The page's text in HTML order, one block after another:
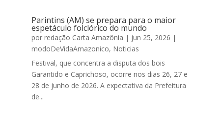
Parintins (AM) se prepara para o maior
espetáculo folclórico do mundo
por redação Carta Amazônia | jun 25, 2026 |
modoDeVidaAmazonico, Noticias
Festival, que concentra a disputa dos bois
Garantido e Caprichoso, ocorre nos dias 26, 27 e
28 de junho de 2026. A expectativa da Prefeitura
de...